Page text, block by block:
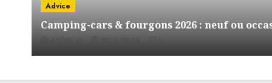
Advice
Camping-cars & fourgons 2026 : neuf ou